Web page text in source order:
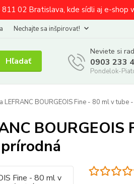
02 Bratislava, kde sídli aj e-shop
Nechajte sa inšpirovať!
Hľadať
Neviete si
0903 233
Pondelok-
LEFRANC BOURGEOIS Fine - 80 ml v